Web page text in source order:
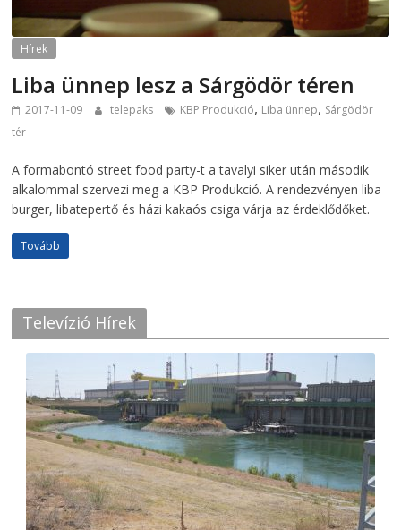
Hírek
Liba ünnep lesz a Sárgödör téren
2017-11-09 telepaks KBP Produkció, Liba ünnep, Sárgödör
tér
A formabontó street food party-t a tavalyi siker után második
alkalommal szervezi meg a KBP Produkció. A rendezvényen liba
burger, libatepertő és házi kakaós csiga várja az érdeklődőket.
Tovább
Televízió Hírek